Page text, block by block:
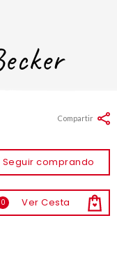
Seguir comprando
0 Ver Cesta
Compartir